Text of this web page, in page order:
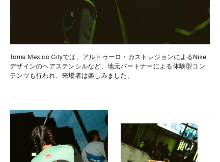
Toma Mexico Cityでは、アルトゥーロ・カストレジョンによるNike
デザインのヘアステンシルなど、地元パートナーによる体験型コン
テンツも行われ、来場者は楽しみました。